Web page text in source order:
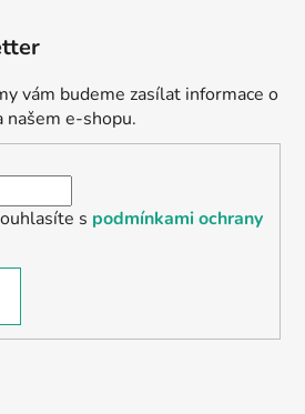
vám budeme zasílat informace o
našem e-shopu.
s podmínkami ochrany